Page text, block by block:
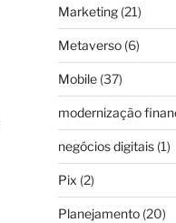
Marketing(21)
Metaverso(6)
Mobile(37)
modernização
negócios digitais(1)
Pix (2)
Planejamento(20)